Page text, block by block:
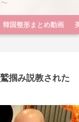
韓国整形まとめ動画
掴み説教された